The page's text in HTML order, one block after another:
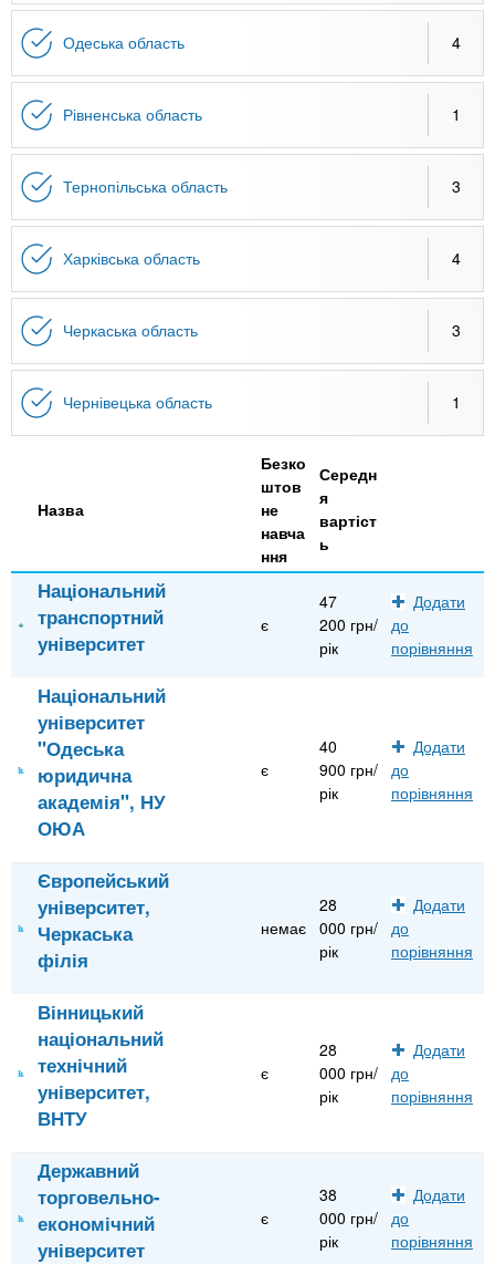
Одеська область 4
Рівненська область 1
Тернопільська область 3
Харківська область 4
Черкаська область 3
Чернівецька область 1
Назва
Безко
штов
не
навча
ння
Середн
я
вартіст
ь
Національний
транспортний
університет
є
47
200 грн/
рік
Додати
до
порівняння
Національний
університет
"Одеська
юридична
академія", НУ
ОЮА
є
40
900 грн/
рік
Додати
до
порівняння
Європейський
університет,
Черкаська
філія
немає
28
000 грн/
рік
Додати
до
порівняння
Вінницький
національний
технічний
університет,
ВНТУ
є
28
000 грн/
рік
Додати
до
порівняння
Державний
торговельно-
економічний
університет
є
38
000 грн/
рік
Додати
до
порівняння